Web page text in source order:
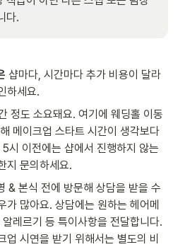
다.
샵마다, 시간마다 추가 비용이 달라
하세요.
정도 소요돼요. 여기에 웨딩홀 이동
메이크업 스타트 시간이 생각보다
시 이전에는 샵에서 진행하지 않는
지 문의하세요.
& 본식 전에 방문해 상담을 받을 수
가 많아요. 상담에는 원하는 헤어메
레르기 등 특이사항을 전달합니다.
업 시연을 받기 위해서는 별도의 비